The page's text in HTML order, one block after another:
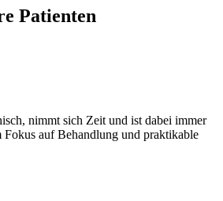
Patienten
nimmt sich Zeit und ist dabei immer
Fokus auf Behandlung und praktikable